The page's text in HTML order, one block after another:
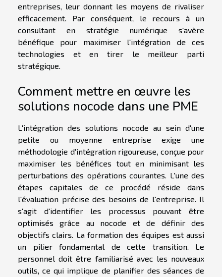
entreprises, leur donnant les moyens de rivaliser
efficacement. Par conséquent, le recours à un
consultant en stratégie numérique s'avère
bénéfique pour maximiser l'intégration de ces
technologies et en tirer le meilleur parti
stratégique.
Comment mettre en œuvre les
solutions nocode dans une PME
L'intégration des solutions nocode au sein d'une
petite ou moyenne entreprise exige une
méthodologie d'intégration rigoureuse, conçue pour
maximiser les bénéfices tout en minimisant les
perturbations des opérations courantes. L'une des
étapes capitales de ce procédé réside dans
l'évaluation précise des besoins de l'entreprise. Il
s'agit d'identifier les processus pouvant être
optimisés grâce au nocode et de définir des
objectifs clairs. La formation des équipes est aussi
un pilier fondamental de cette transition. Le
personnel doit être familiarisé avec les nouveaux
outils, ce qui implique de planifier des séances de